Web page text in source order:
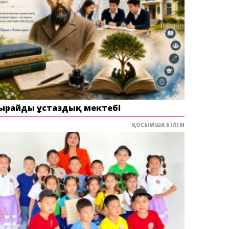
ұстаздық мектебі
ҚОСЫМША БІЛІМ